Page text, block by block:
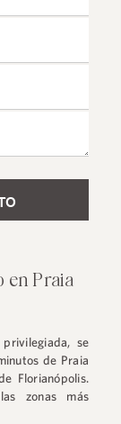
en Praia
se
de Praia
Florianópolis.
zonas más